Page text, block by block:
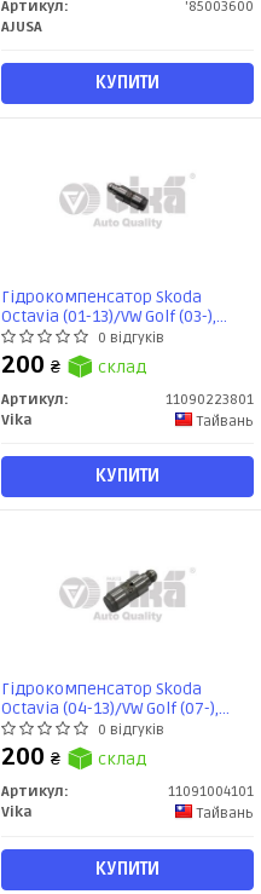
Артикул:
'85003600
AJUSA
КУПИТИ
Гідрокомпенсатор Skoda
Octavia (01-13)/VW Golf (03-),
Passat (03-), T6/Audi A3 (04-), A4
(01-), A6 (05-), Q3 (12-), Q5 (09-)
(11090223801) VIKA
0 відгуків
200 ₴ склад
Артикул:
11090223801
Vika
Тайвань
КУПИТИ
Гідрокомпенсатор Skoda
Octavia (04-13)/VW Golf (07-),
Passat (09-), T5 (10-)/Audi A4
(08-), A6 (09-), Q3 (12-)
(11091004101) VIKA
0 відгуків
200 ₴ склад
Артикул:
11091004101
Vika
Тайвань
КУПИТИ